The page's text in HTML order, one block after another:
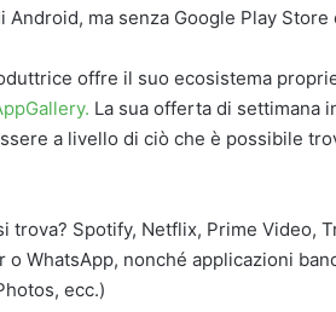
Android, ma senza Google Play
offre il suo ecosistema
La sua offerta di settimana
a livello di ciò che è possibile
trova? Spotify, Netflix, Prime Video,
o WhatsApp, nonché applicazioni
ecc.)